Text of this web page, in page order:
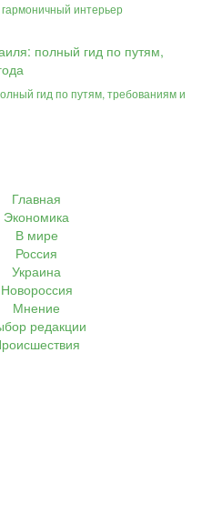
интерьер
гид по путям, требованиям и
Главная
Экономика
В мире
Россия
Украина
Новороссия
Мнение
редакции